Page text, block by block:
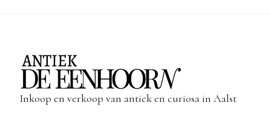
Inkoop en verkoop van antiek en curiosa in Aalst